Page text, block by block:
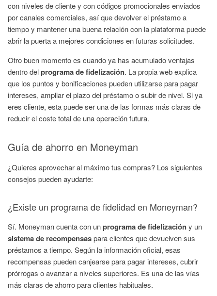
con niveles de cliente y con códigos promocionales enviados
por canales comerciales, así que devolver el préstamo a
tiempo y mantener una buena relación con la plataforma puede
abrir la puerta a mejores condiciones en futuras solicitudes.
Otro buen momento es cuando ya has acumulado ventajas
dentro delprograma de fidelización. La propia web explica
que los puntos y bonificaciones pueden utilizarse para pagar
intereses, ampliar el plazo del préstamo o subir de nivel. Si ya
eres cliente, esta puede ser una de las formas más claras de
reducir el coste total de una operación futura.
Guía de ahorro en Moneyman
¿Quieres aprovechar al máximo tus compras? Los siguientes
consejos pueden ayudarte:
¿Existe un programa de fidelidad en Moneyman?
Sí. Moneyman cuenta con unprograma de fidelizacióny un
sistema de recompensaspara clientes que devuelven sus
préstamos a tiempo. Según la información oficial, esas
recompensas pueden canjearse para pagar intereses, cubrir
prórrogas o avanzar a niveles superiores. Es una de las vías
más claras de ahorro para clientes habituales.